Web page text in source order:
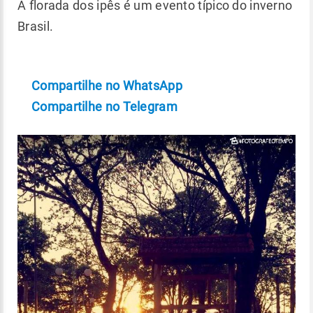
A florada dos ipês é um evento típico do inverno
Brasil.
Compartilhe no WhatsApp
Compartilhe no Telegram